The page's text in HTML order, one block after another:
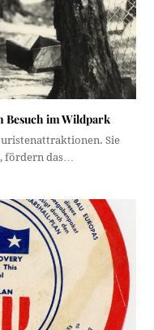
Besuch im Wildpark
Sie
fördern das…